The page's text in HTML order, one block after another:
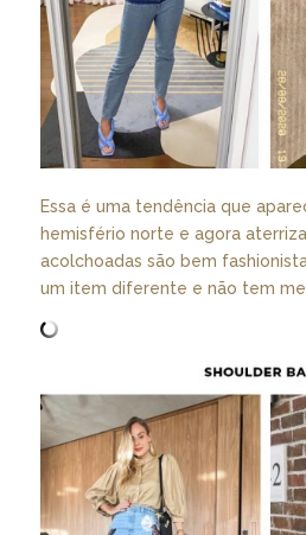
Essa é uma tendência que
hemisfério norte e agora
acolchoadas são bem
um item diferente e não tem